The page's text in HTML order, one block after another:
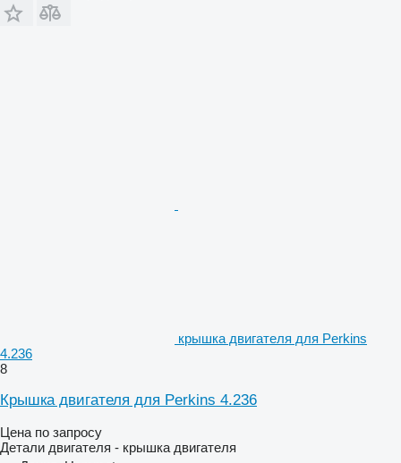
крышка двигателя для Perkins
4.236
8
Крышка двигателя для Perkins 4.236
Цена по запросу
Детали двигателя - крышка двигателя